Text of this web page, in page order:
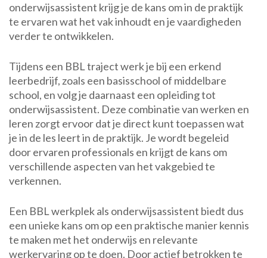
onderwijsassistent krijg je de kans om in de praktijk
te ervaren wat het vak inhoudt en je vaardigheden
verder te ontwikkelen.
Tijdens een BBL traject werk je bij een erkend
leerbedrijf, zoals een basisschool of middelbare
school, en volg je daarnaast een opleiding tot
onderwijsassistent. Deze combinatie van werken en
leren zorgt ervoor dat je direct kunt toepassen wat
je in de les leert in de praktijk. Je wordt begeleid
door ervaren professionals en krijgt de kans om
verschillende aspecten van het vakgebied te
verkennen.
Een BBL werkplek als onderwijsassistent biedt dus
een unieke kans om op een praktische manier kennis
te maken met het onderwijs en relevante
werkervaring op te doen. Door actief betrokken te